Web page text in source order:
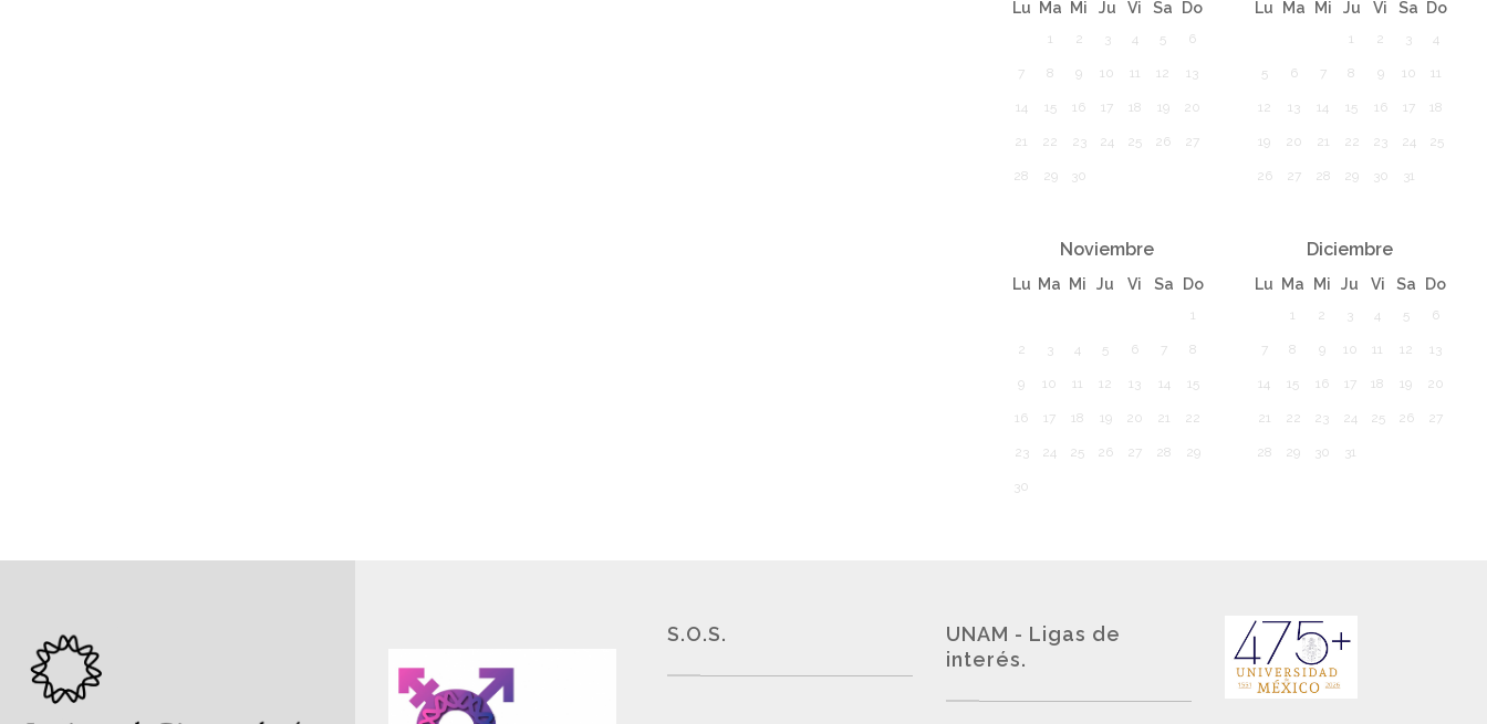
Lu Ma Mi Ju Vi Sa Do
1 2 3 4 5 6
7 8 9 10 11 12 13
14 15 16 17 18 19 20
21 22 23 24 25 26 27
28 29 30
Lu Ma Mi Ju Vi Sa Do
1 2 3 4
5 6 7 8 9 10 11
12 13 14 15 16 17 18
19 20 21 22 23 24 25
26 27 28 29 30 31
Noviembre
Lu Ma Mi Ju Vi Sa Do
1
2 3 4 5 6 7 8
9 10 11 12 13 14 15
16 17 18 19 20 21 22
23 24 25 26 27 28 29
30
Diciembre
Lu Ma Mi Ju Vi Sa Do
1 2 3 4 5 6
7 8 9 10 11 12 13
14 15 16 17 18 19 20
21 22 23 24 25 26 27
28 29 30 31
S.O.S.
UNAM - Ligas de
interés.